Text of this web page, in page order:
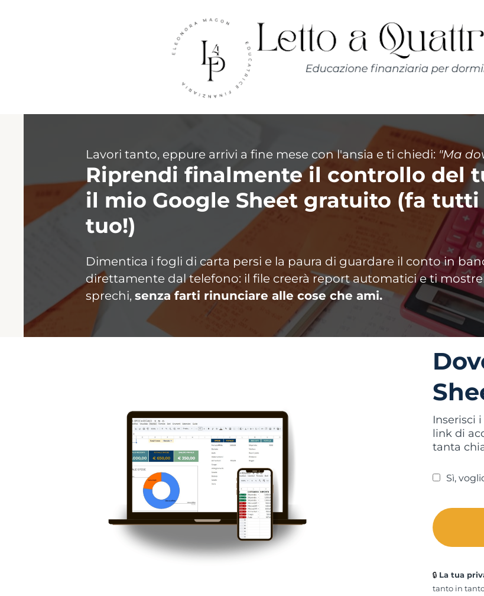
Lavori tanto, eppure arrivi a fine mese con l'ansia e ti chiedi: "Ma
Riprendi finalmente il controllo del
il mio Google Sheet gratuito (fa
tuo!)
Dimentica i fogli di carta persi e la paura di guardare il conto in
direttamente dal telefono: il file creerà report automatici e ti
sprechi, senza farti rinunciare alle cose che ami.
Inserisci
link di
tanta
Sì,
🔒 La tua
tanto in